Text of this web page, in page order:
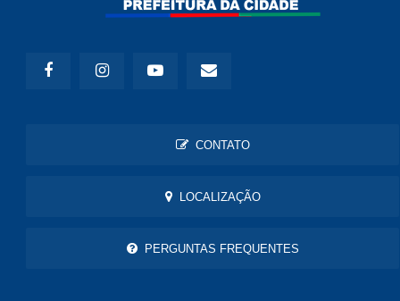
CONTATO
LOCALIZAÇÃO
PERGUNTAS FREQUENTES